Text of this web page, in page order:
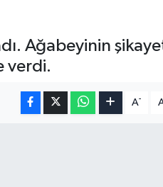
Ağabeyinin
verdi.
A-